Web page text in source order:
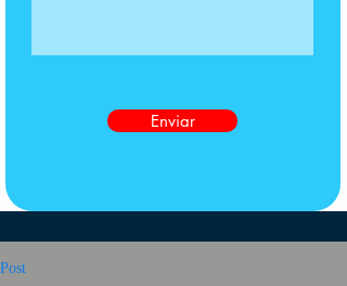
Enviar
Post